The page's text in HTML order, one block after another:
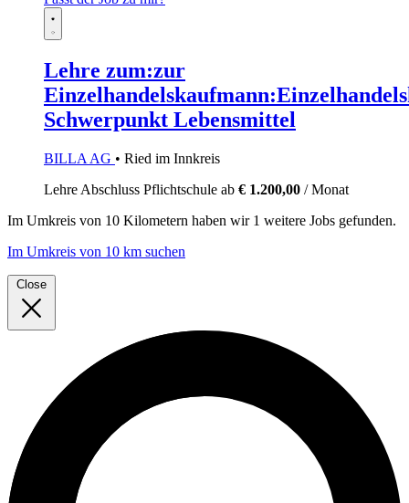
Lehre zum:zur
Schwerpunkt Lebensmittel
BILLA AG • Ried im Innkreis
Lehre Abschluss Pflichtschule ab € 1.200,00 / Monat
Im Umkreis von 10 Kilometern haben wir 1 weitere Jobs gefunden.
Im Umkreis von 10 km suchen
Close